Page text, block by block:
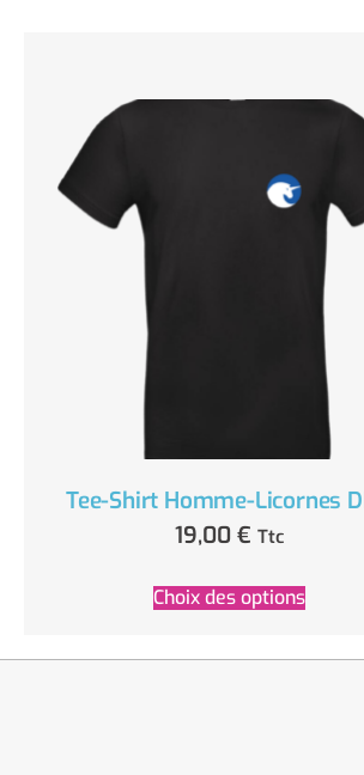
Tee-Shirt Homme-Licornes
19,00 € Ttc
Choix des options